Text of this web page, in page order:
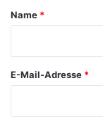
a
Name *
E-Mail-Adresse *